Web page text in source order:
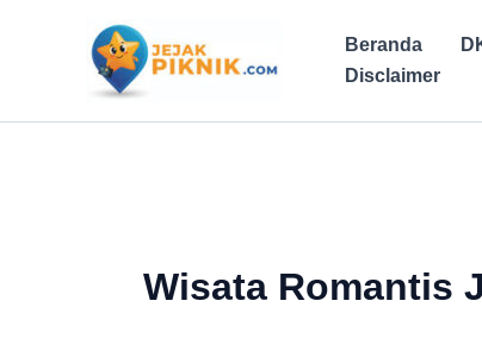
Beranda
Disclaimer
Wisata Romantis